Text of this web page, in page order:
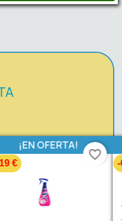
¡EN OFERTA!
-0,20 €
favorite_border